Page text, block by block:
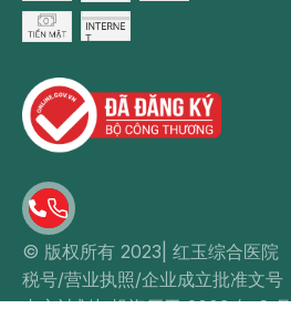
© 版权所有 2023| 红玉综合医院
税号/营业执照/企业成立批准文
内市计划与投资厅于 2003 年 6